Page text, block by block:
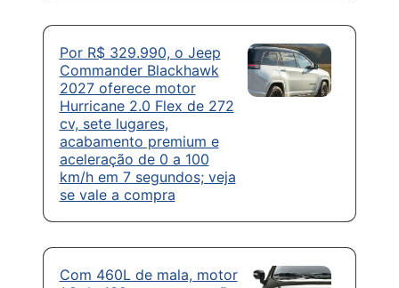
Por R$ 329.990, o Jeep
Commander Blackhawk
2027 oferece motor
Hurricane 2.0 Flex de 272
cv, sete lugares,
acabamento premium e
aceleração de 0 a 100
km/h em 7 segundos; veja
se vale a compra
Com 460L de mala, motor